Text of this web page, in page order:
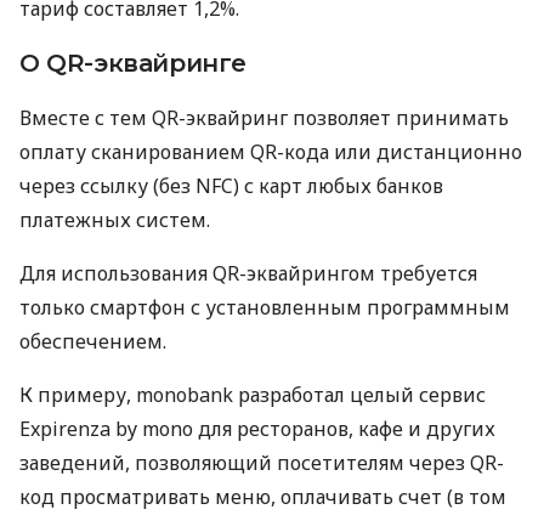
тариф составляет 1,2%.
О QR-эквайринге
Вместе с тем QR-эквайринг позволяет принимать
оплату сканированием QR-кода или дистанционно
через ссылку (без NFC) с карт любых банков
платежных систем.
Для использования QR-эквайрингом требуется
только смартфон с установленным программным
обеспечением.
К примеру, monobank разработал целый сервис
Expirenza by mono для ресторанов, кафе и других
заведений, позволяющий посетителям через QR-
код просматривать меню, оплачивать счет (в том